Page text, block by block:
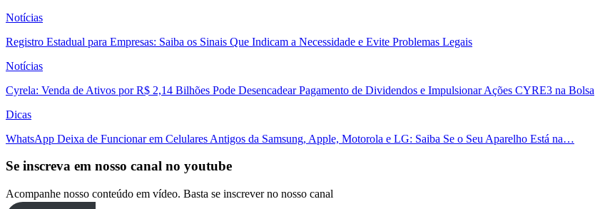
Notícias
Registro Estadual para Empresas: Saiba os Sinais Que Indicam a Necessidade e Evite Problemas Legais
Notícias
Cyrela: Venda de Ativos por R$ 2,14 Bilhões Pode Desencadear Pagamento de Dividendos e Impulsionar Ações CYRE3 na Bolsa
Dicas
WhatsApp Deixa de Funcionar em Celulares Antigos da Samsung, Apple, Motorola e LG: Saiba Se o Seu Aparelho Está na…
Se inscreva em nosso canal no youtube
Acompanhe nosso conteúdo em vídeo. Basta se inscrever no nosso canal